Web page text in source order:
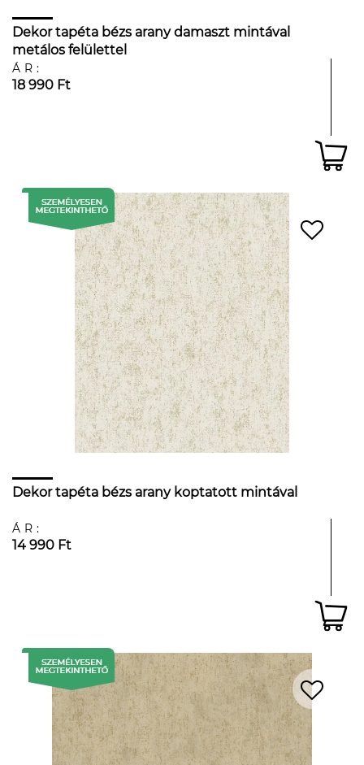
Dekor tapéta bézs arany damaszt mintával
metálos felülettel
ÁR:
18 990 Ft
Dekor tapéta bézs arany koptatott mintával
ÁR:
14 990 Ft